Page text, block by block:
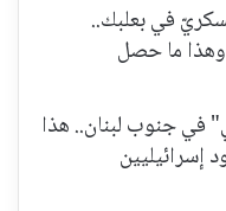
في بعلبك..
ما حصل
في جنوب لبنان.. هذا